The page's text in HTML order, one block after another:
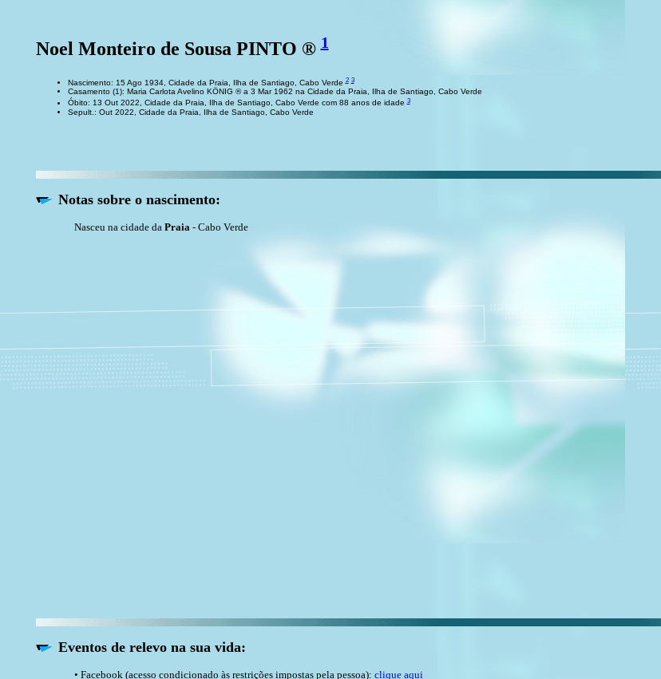
Noel Monteiro de Sousa PINTO ®1
Nascimento: 15 Ago 1934, Cidade da Praia, Ilha de Santiago, Cabo Verde2 3
Casamento (1): Maria Carlota Avelino KÖNIG ® a 3 Mar 1962 na Cidade da Praia, Ilha de Santiago, Cabo Verde
Óbito: 13 Out 2022, Cidade da Praia, Ilha de Santiago, Cabo Verde com 88 anos de idade3
Sepult.: Out 2022, Cidade da Praia, Ilha de Santiago, Cabo Verde
Notas sobre o nascimento:
Nasceu na cidade daPraia - Cabo Verde
Eventos de relevo na sua vida:
• Facebook (acesso condicionado às restrições impostas pela pessoa): clique aqui